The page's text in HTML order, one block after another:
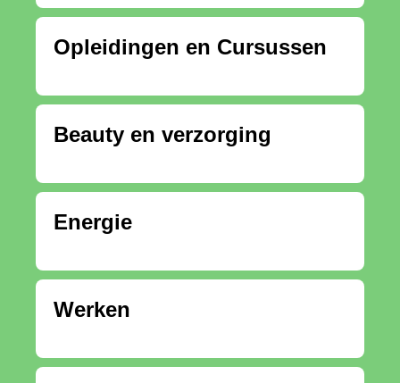
Opleidingen en Cursussen
Beauty en verzorging
Energie
Werken